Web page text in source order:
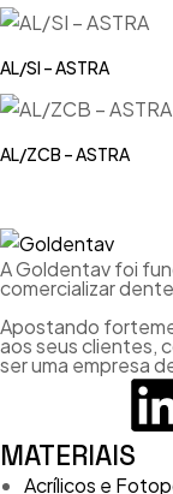
AL/SI – ASTRA
AL/ZCB – ASTRA
A Goldentav foi
comercializar
Apostando
aos seus clientes,
ser uma empresa
MATERIAIS
Acrílicos e